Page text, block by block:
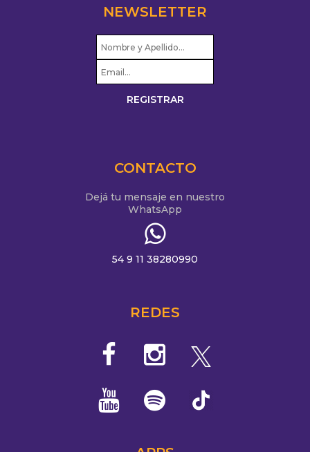
NEWSLETTER
CONTACTO
Dejá tu mensaje en nuestro
WhatsApp
54 9 11 38280990
REDES